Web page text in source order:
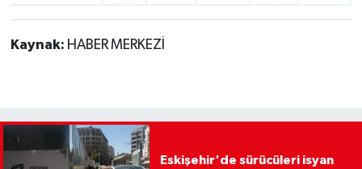
Kaynak: HABER MERKEZİ
Eskişehir'de sürücüleri isyan